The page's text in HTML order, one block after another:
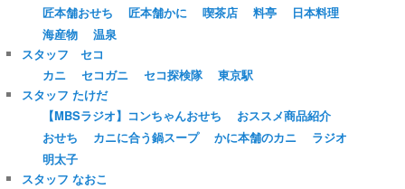
匠本舗おせち
匠本舗かに 喫茶店 料亭
日本料理
海産物
温泉
スタッフ セコ
カニ
セコガニ セコ探検隊
東京駅
スタッフ たけだ
【MBSラジオ】コンちゃんおせち
おススメ商品紹介
おせち
カニに合う鍋スープ かに本舗のカニ
ラジオ
明太子
スタッフ なおこ